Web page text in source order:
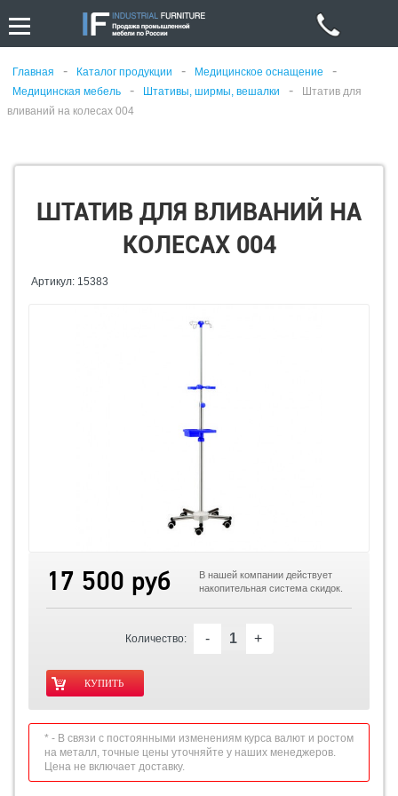
Главная - Каталог продукции - Медицинское оснащение -
Медицинская мебель - Штативы, ширмы, вешалки -
Штатив для
вливаний на колесах 004
ШТАТИВ ДЛЯ ВЛИВАНИЙ НА
КОЛЕСАХ 004
Артикул: 15383
17 500 руб
В нашей компании действует
накопительная система скидок.
Количество: - +
* - В связи с постоянными изменениям курса валют и ростом
на металл, точные цены уточняйте у наших менеджеров.
Цена не включает доставку.